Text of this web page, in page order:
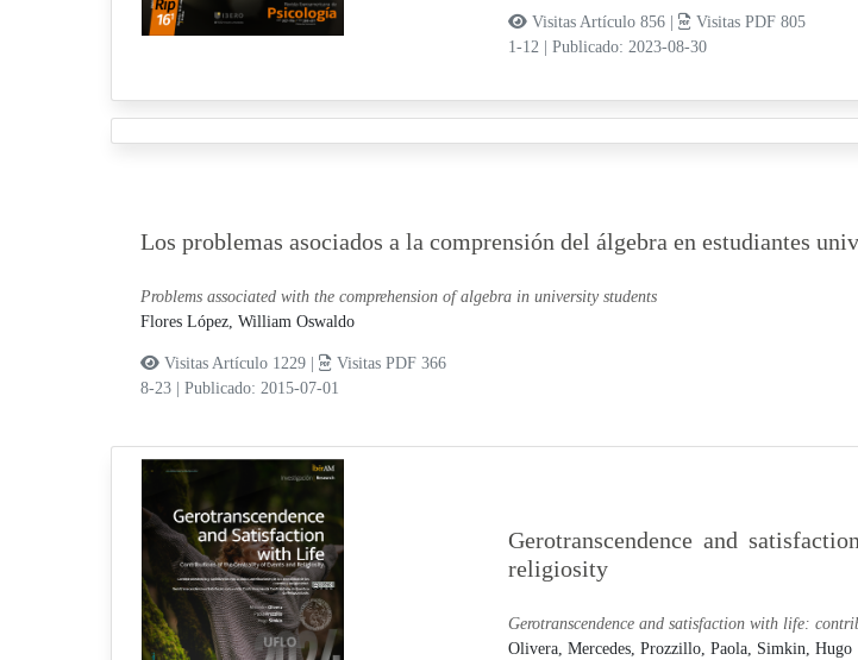
Visitas Artículo 856 |
Visitas PDF 805
1-12
Publicado: 2023-08-30
Los problemas asociados a la comprensión del álgebra en estudiantes
Problems associated with the comprehension of algebra in university students
Flores López, William Oswaldo
Visitas Artículo 1229 |
Visitas PDF 366
8-23
Publicado: 2015-07-01
Gerotranscendence and
religiosity
Gerotranscendence and satisfaction with life:
Olivera, Mercedes, Prozzillo, Paola, Simkin, Hugo